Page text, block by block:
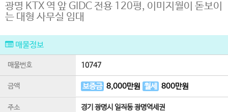
광명 KTX 역 앞 GIDC 전용 120평, 이미지월이 돋보이
는 대형 사무실 임대
매물정보
매물번호 10747
금액 보증금 8,000만원 월세 800만원
주소 경기 광명시 일직동 광명역세권